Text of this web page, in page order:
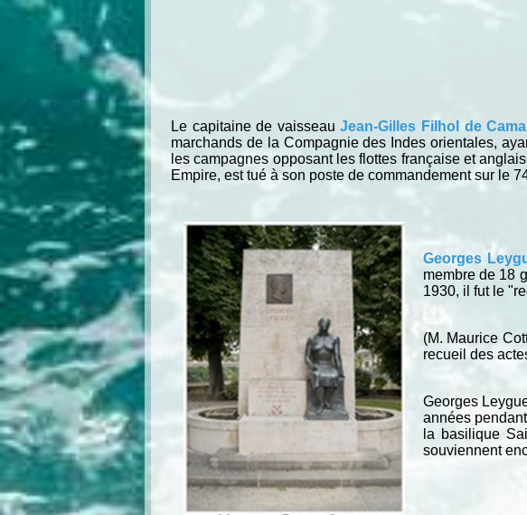
Le capitaine de vaisseauJean-Gilles Filhol de
marchands de la Compagnie des Indes orientales,
les campagnes opposant les flottes française et
Empire, est tué à son poste de commandement sur le
Georges
membre de 18
1930, il fut le
(M. Maurice
recueil des
Georges
années
la basilique
souviennent